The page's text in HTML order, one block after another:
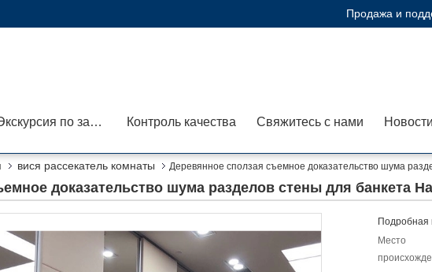
Продажа и
Экскурсия по заводу Контроль качества Свяжитесь с нами Новости
вися рассекатель комнаты Деревянное сползая съемное доказательство шума
доказательство шума разделов стены для банкета Hall
Подробная
Место